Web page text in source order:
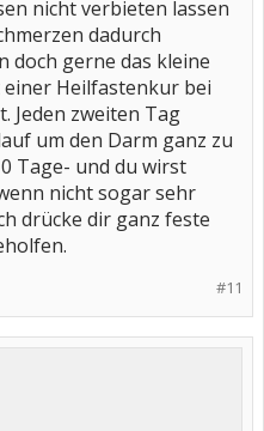
nicht verbieten lassen
dadurch
doch gerne das kleine
einer Heilfastenkur bei
Jeden zweiten Tag
um den Darm ganz zu
Tage- und du wirst
nicht sogar sehr
drücke dir ganz feste
#11